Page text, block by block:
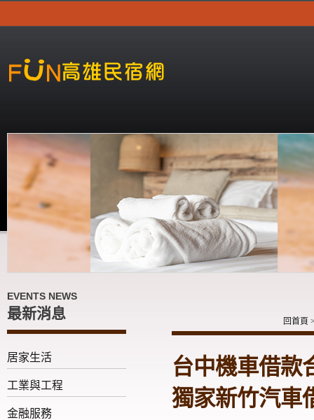
EVENTS NEWS
最新消息
居家生活
工業與工程
金融服務
回首頁
台中機車借款
獨家新竹汽車